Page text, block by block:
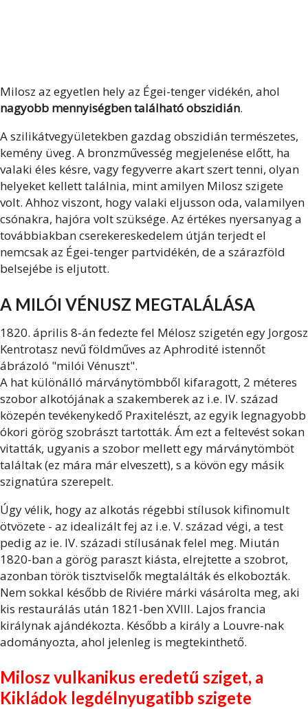
Milosz az egyetlen hely az Égei-tenger vidékén, ahol
nagyobb mennyiségben található obszidián.
A szilikátvegyületekben gazdag obszidián természetes,
kemény üveg. A bronzművesség megjelenése előtt, ha
valaki éles késre, vagy fegyverre akart szert tenni, olyan
helyeket kellett találnia, mint amilyen Milosz szigete
volt. Ahhoz viszont, hogy valaki eljusson oda, valamilyen
csónakra, hajóra volt szüksége. Az értékes nyersanyag a
továbbiakban cserekereskedelem útján terjedt el
nemcsak az Égei-tenger partvidékén, de a szárazföld
belsejébe is eljutott.
A MILÓI VÉNUSZ MEGTALÁLÁSA
1820. április 8-án fedezte fel Mélosz szigetén egy Jorgosz
Kentrotasz nevű földműves az Aphrodité istennőt
ábrázoló "milói Vénuszt".
A hat különálló márványtömbből kifaragott, 2 méteres
szobor alkotójának a szakemberek az i.e. IV. század
közepén tevékenykedő Praxitelészt, az egyik legnagyobb
ókori görög szobrászt tartották. Ám ezt a feltevést sokan
vitatták, ugyanis a szobor mellett egy márványtömböt
találtak (ez mára már elveszett), s a kövön egy másik
szignatúra szerepelt.
Úgy vélik, hogy az alkotás régebbi stílusok kifinomult
ötvözete - az idealizált fej az i.e. V. század végi, a test
pedig az ie. IV. századi stílusának felel meg. Miután
1820-ban a görög paraszt kiásta, elrejtette a szobrot,
azonban török tisztviselők megtalálták és elkobozták.
Nem sokkal később de Riviére márki vásárolta meg, aki
kis restaurálás után 1821-ben XVIII. Lajos francia
királynak ajándékozta. Később a király a Louvre-nak
adományozta, ahol jelenleg is megtekinthető.
Milosz vulkanikus eredetű sziget, a
Kikládok legdélnyugatibb szigete